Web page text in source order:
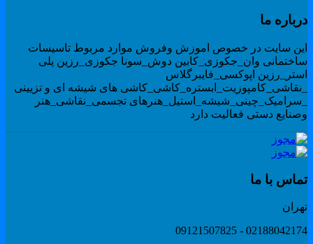
ما
سایت در خصوص اموزش وفروش موارد مربوط تاسیسات
وان_جکوزی_کابین دوش_سونا جکوزی_رزین پلی
اپوکسی_فایبرگلاس
های شیشه ای و تزیینی
تجسمی_نقاشی_هنر
دستی فعالیت دارد
با ما
02188042174 -